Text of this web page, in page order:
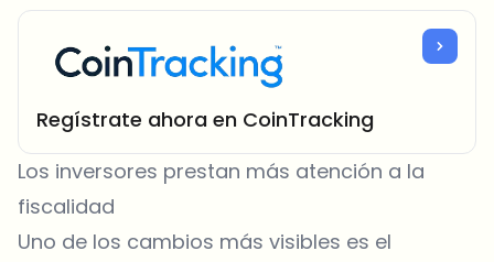
Regístrate ahora en CoinTracking
Los inversores prestan más atención a la
fiscalidad
Uno de los cambios más visibles es el